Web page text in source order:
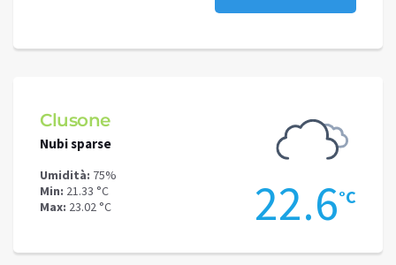
Clusone
Nubi sparse
Umidità: 75%
Min: 21.33 °C
Max: 23.02 °C 22.6°C